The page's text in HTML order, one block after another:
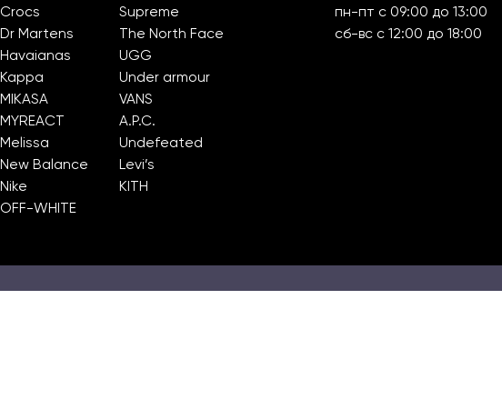
Crocs
Dr Martens
Havaianas
Kappa
MIKASA
MYREACT
Melissa
New Balance
Nike
OFF-WHITE
Supreme
The North Face
UGG
Under armour
VANS
A.P.C.
Undefeated
Levi’s
KITH
пн-пт с 09:00 до 13:00
сб-вс с 12:00 до 18:00